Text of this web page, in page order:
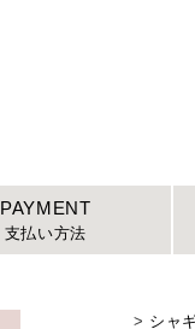
PAYMENT
支払い方法
> シャ